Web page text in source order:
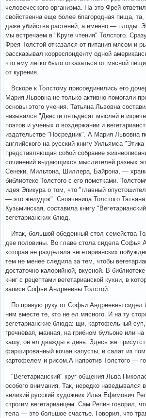
человеческого организма. На это Фрей
свойственна еще более благородная пища, та,
даже убийства растений, а именно — плоды.
мы встречаем в "Круге чтения" Толстого.
Фрея Толстой отказался от питания мясом и
рассказывал корреспонденту одной
что ему легко было отказаться от мясной
от курения.
Вскоре к Толстому присоединились его
Мария Львовна не только активно помогали
основы этого учения. Татьяна Львовна
назывался "Двести пятьдесят мыслей и
поэтов и ученых о воздержании и
издательстве "Посредник". А Мария Львовна
английского на русский книгу Уильямса
представляющая собой собрание
сочинений выдающихся мыслителей pазных
Сенеки, Мильтона, Шиллера, Байрона, —
библиотеке Толстого с его пометками.
идея Эпикура о том, что "главный
— это желудок". Свояченица Толстого
Кузьминская, составила книгу
вегетарианских блюд.
Итак, большой обеденный стол семейства
две половины. Во главе стола сидела Софья
которая не разделяла вегетарианских
тем не менее следила за тем, чтобы
достаточно калорийной, вкусной. В
книг с рецептами вегетарианской кухни, в
записи Софьи Андреевны Толстой.
По правую руку от Софьи Андреевны сидел
ним вместе те, кто не ел мясного. И на ту
вегетарианские блюда: щи, картофельный
гречневая, манная, на грибном бульоне или
кашу, он ел дважды в день. Здесь же
фаршированный кочан капусты, и салат из
картофелем и рисом.А напротив Толстого —
"Вегетарианский" круг общения Льва
особого внимания. Так, нередко наведывался
великий русский художник Илья Ефимович
строгим вегетарианцем. Сам Репин говорил,
тела — это большое счастье. Говорил, что